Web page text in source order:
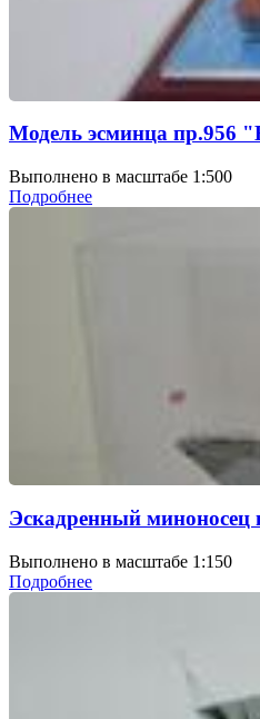
Модель эсминца пр.956
Выполнено в масштабе 1:500
Подробнее
Эскадренный
Выполнено в масштабе 1:150
Подробнее